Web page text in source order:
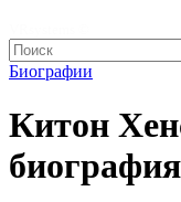
Биографии
Китон